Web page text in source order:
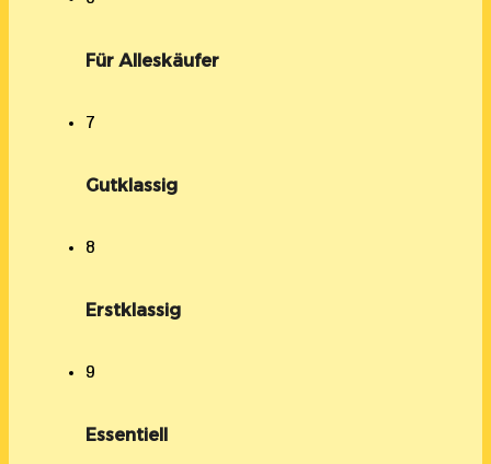
Für Alleskäufer
7
Gutklassig
8
Erstklassig
9
Essentiell